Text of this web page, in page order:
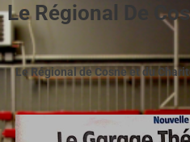
Le Régional De
Le Régional de Cosne et du